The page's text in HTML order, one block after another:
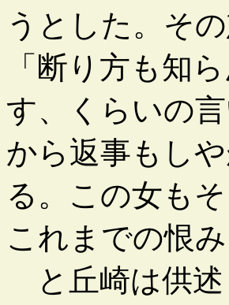
うとした。そ
「断り方も知
す、くらいの
から返事もし
る。この女も
これまでの恨
と丘崎は供述